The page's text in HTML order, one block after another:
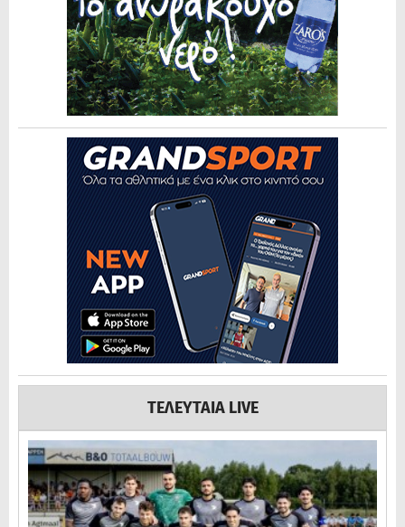
ΤΕΛΕΥΤΑΙΑ LIVE